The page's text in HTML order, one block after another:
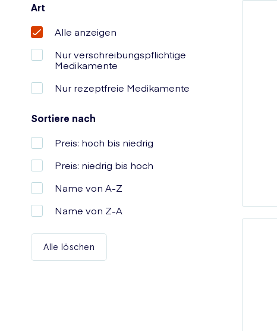
Art
Alle anzeigen
Nur verschreibungspflichtige
Medikamente
Nur rezeptfreie Medikamente
Sortiere nach
Preis: hoch bis niedrig
Preis: niedrig bis hoch
Name von A-Z
Name von Z-A
Alle löschen